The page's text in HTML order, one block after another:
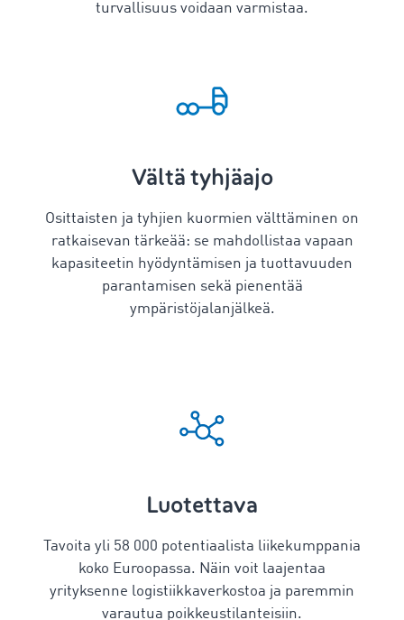
turvallisuus voidaan varmistaa.
Vältä tyhjäajo
Osittaisten ja tyhjien kuormien välttäminen on
ratkaisevan tärkeää: se mahdollistaa vapaan
kapasiteetin hyödyntämisen ja tuottavuuden
parantamisen sekä pienentää
ympäristöjalanjälkeä.
Luotettava
Tavoita yli 58 000 potentiaalista liikekumppania
koko Euroopassa. Näin voit laajentaa
yrityksenne logistiikkaverkostoa ja paremmin
varautua poikkeustilanteisiin.